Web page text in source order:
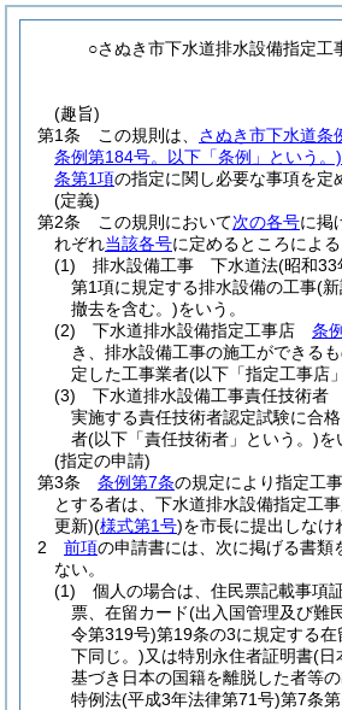
○さぬき市下水道排水設備指定工
(趣旨)
第1条
この規則は、 さぬき市下水道条
条例第184号。以下「条例」という。)
条第1項の指定に関し必要な事項を定
(定義)
第2条
この規則において次の各号に掲
れぞれ当該各号に定めるところによる
(1)
排水設備工事 下水道法(昭和33
第1項に規定する排水設備の工事(
撤去を含む。)をいう。
(2)
下水道排水設備指定工事店 条
き、排水設備工事の施工ができる
定した工事業者(以下「指定工事店
(3)
下水道排水設備工事責任技術
実施する責任技術者認定試験に合
者(以下「責任技術者」という。)を
(指定の申請)
第3条
条例第7条の規定により指定工
とする者は、下水道排水設備指定工
更新)(様式第1号)を市長に提出しなけ
2
前項の申請書には、次に掲げる書類
ない。
(1)
個人の場合は、住民票記載事項
票、在留カード(出入国管理及び難
令第319号)第19条の3に規定する在
下同じ。)又は特別永住者証明書(日
基づき日本の国籍を離脱した者等
特例法(平成3年法律第71号)第7条